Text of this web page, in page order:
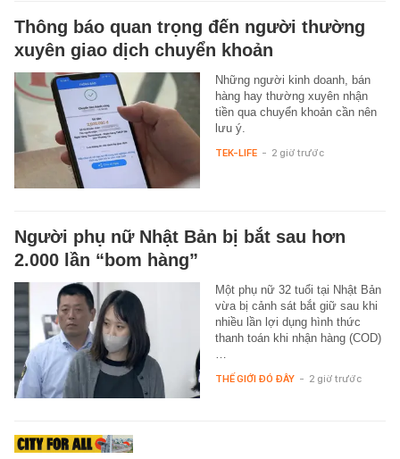
Thông báo quan trọng đến người thường
xuyên giao dịch chuyển khoản
Những người kinh doanh, bán
hàng hay thường xuyên nhận
tiền qua chuyển khoản cần nên
lưu ý.
TEK-LIFE - 2 giờ trước
Người phụ nữ Nhật Bản bị bắt sau hơn
2.000 lần “bom hàng”
Một phụ nữ 32 tuổi tại Nhật Bản
vừa bị cảnh sát bắt giữ sau khi
nhiều lần lợi dụng hình thức
thanh toán khi nhận hàng (COD)
THẾ GIỚI ĐÓ ĐÂY - 2 giờ trước